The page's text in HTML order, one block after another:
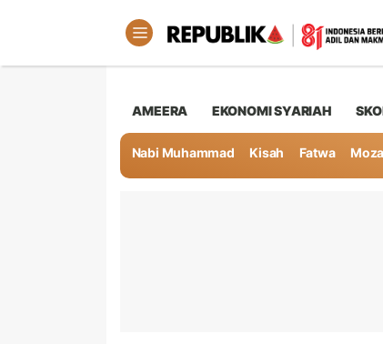
AMEERA EKONOMI SYARIAH
Nabi Muhammad Kisah Fatwa